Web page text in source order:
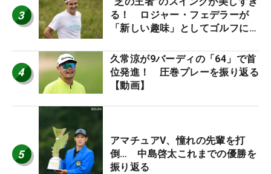
3
る！ ロジャー・フェデラーが
「新しい趣味」としてゴルフに挑
4
久常涼が9バーディの「64」で首
位発進！ 圧巻プレーを振り返る
【動画】
5
アマチュアV、憧れの先輩を打
倒… 中島啓太これまでの優勝を
振り返る